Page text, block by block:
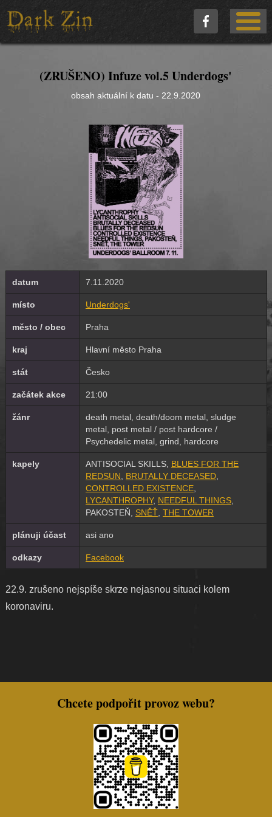
(ZRUŠENO) Infuze vol.5 Underdogs'
obsah aktuální k datu - 22.9.2020
datum 7.11.2020
místo Underdogs'
město / obec Praha
kraj Hlavní město Praha
stát Česko
začátek akce 21:00
žánr
death metal, death/doom metal, sludge
metal, post metal / post hardcore /
Psychedelic metal, grind, hardcore
kapely ANTISOCIAL SKILLS, BLUES FOR THE
REDSUN
BRUTALLY DECEASED,
CONTROLLED EXISTENCE,
LYCANTHROPHY, NEEDFUL THINGS,
PAKOSTEŇ, SNĚŤ, THE TOWER
plánuji účast asi ano
odkazy Facebook
22.9. zrušeno nejspíše skrze nejasnou situaci kolem
koronaviru.
Chcete podpořit provoz webu?